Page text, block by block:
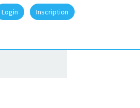
Login Inscription